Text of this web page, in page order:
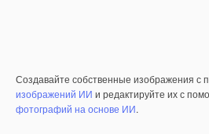
Создавайте собственные изображения с
изображений ИИ и редактируйте их с
фотографий на основе ИИ.